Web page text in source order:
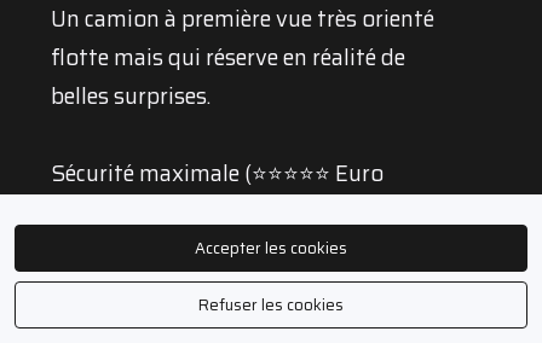
Un camion à première vue très orienté
flotte mais qui réserve en réalité de
belles surprises.
Sécurité maximale (⭐️⭐️⭐️⭐️⭐️ Euro
moteur D13 460 ch Turbo Compound,
gestion prédictive du relief, système I-
Roll et surtout la technologie Stop &
Accepter les cookies
Refuser les cookies